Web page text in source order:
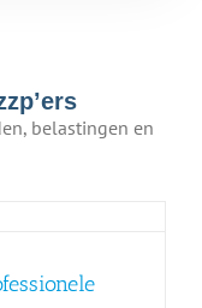
belastingen en